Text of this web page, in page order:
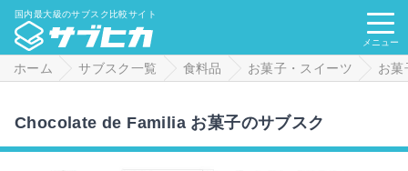
国内最大級のサブスク比較サイト
メニュー
ホーム サブスク一覧 食料品 お菓子・スイーツ お菓
Chocolate de Familia お菓子のサブスク